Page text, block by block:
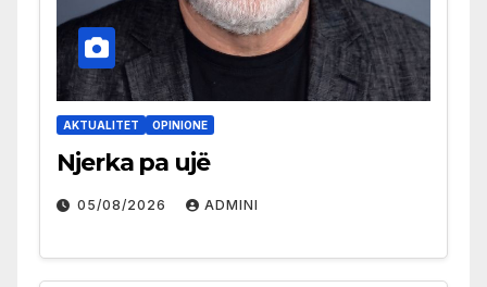
AKTUALITET OPINIONE
Njerka pa ujë
05/08/2026 ADMINI